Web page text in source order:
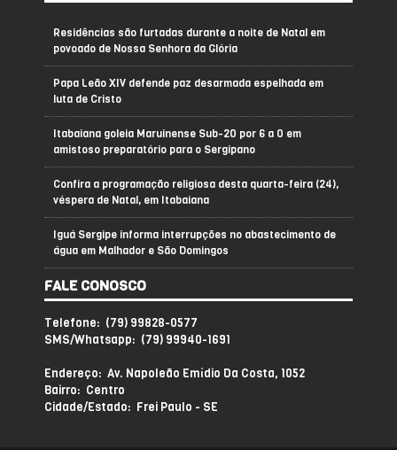
Residências são furtadas durante a noite de Natal em
povoado de Nossa Senhora da Glória
Papa Leão XIV defende paz desarmada espelhada em
luta de Cristo
Itabaiana goleia Maruinense Sub-20 por 6 a 0 em
amistoso preparatório para o Sergipano
Confira a programação religiosa desta quarta-feira (24),
véspera de Natal, em Itabaiana
Iguá Sergipe informa interrupções no abastecimento de
água em Malhador e São Domingos
FALE CONOSCO
Telefone: (79) 99828-0577
SMS/Whatsapp: (79) 99940-1691
Endereço: Av. Napoleão Emídio Da Costa, 1052
Bairro: Centro
Cidade/Estado: Frei Paulo - SE